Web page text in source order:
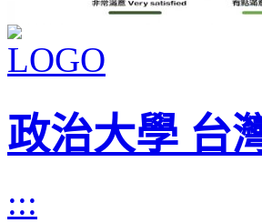
政治大學 台
:::